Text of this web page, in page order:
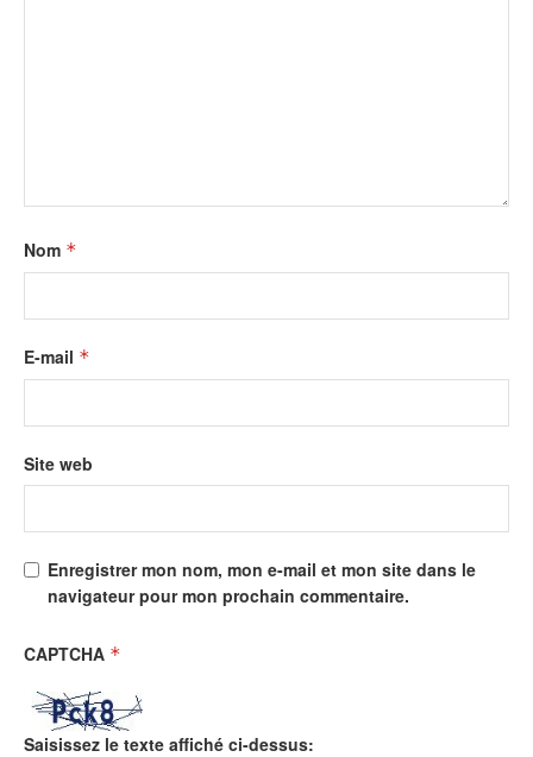
Nom *
E-mail *
Site web
Enregistrer mon nom, mon e-mail et mon site dans le
navigateur pour mon prochain commentaire.
CAPTCHA *
Saisissez le texte affiché ci-dessus: